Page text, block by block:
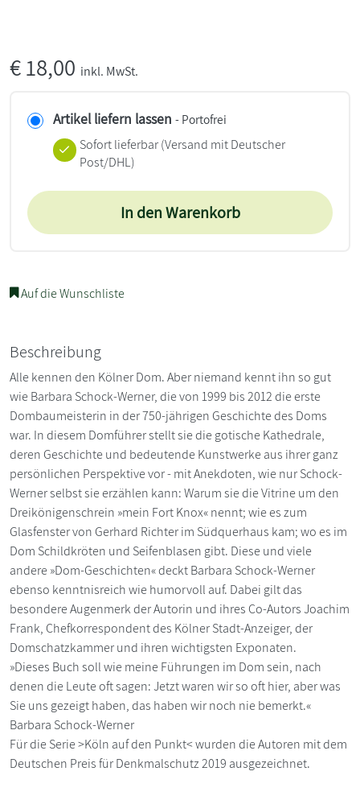
€18,00 inkl. MwSt.
Artikel liefern lassen - Portofrei
Sofort lieferbar(Versand mit Deutscher
Post/DHL)
In den Warenkorb
Auf die Wunschliste
Beschreibung
Alle kennen den Kölner Dom. Aber niemand kennt ihn so gut
wie Barbara Schock-Werner, die von 1999 bis 2012 die erste
Dombaumeisterin in der 750-jährigen Geschichte des Doms
war. In diesem Domführer stellt sie die gotische Kathedrale,
deren Geschichte und bedeutende Kunstwerke aus ihrer ganz
persönlichen Perspektive vor - mit Anekdoten, wie nur Schock-
Werner selbst sie erzählen kann: Warum sie die Vitrine um den
Dreikönigenschrein »mein Fort Knox« nennt; wie es zum
Glasfenster von Gerhard Richter im Südquerhaus kam; wo es im
Dom Schildkröten und Seifenblasen gibt. Diese und viele
andere »Dom-Geschichten« deckt Barbara Schock-Werner
ebenso kenntnisreich wie humorvoll auf. Dabei gilt das
besondere Augenmerk der Autorin und ihres Co-Autors Joachim
Frank, Chefkorrespondent des Kölner Stadt-Anzeiger, der
Domschatzkammer und ihren wichtigsten Exponaten.
»Dieses Buch soll wie meine Führungen im Dom sein, nach
denen die Leute oft sagen: Jetzt waren wir so oft hier, aber was
Sie uns gezeigt haben, das haben wir noch nie bemerkt.«
Barbara Schock-Werner
Für die Serie >Köln auf den Punkt< wurden die Autoren mit dem
Deutschen Preis für Denkmalschutz 2019 ausgezeichnet.